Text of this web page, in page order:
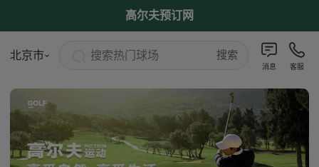
高尔夫预订网
北京市 搜索热门球场 搜索
消息 客服